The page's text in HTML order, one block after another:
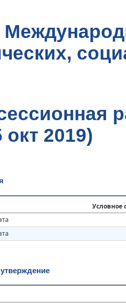
окт 2019)
Условное